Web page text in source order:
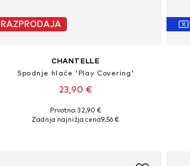
RAZPRODAJA
CHANTELLE
Spodnje hlače 'Play Covering'
23,90 €
Razpoložljive velikosti: S, M, L, XL, XXL
Prvotno: 32,90 €
Zadnja najnižja cena9,56 €